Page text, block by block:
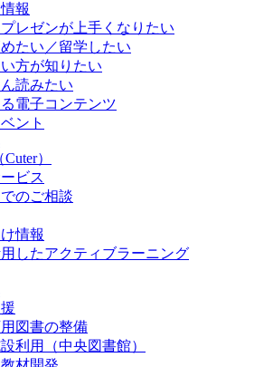
報
レゼンが上手くなりたい
たい／留学したい
方が知りたい
読みたい
電子コンテンツ
ント
）
ビス
のご相談
情報
したアクティブラーニング
図書の整備
利用（中央図書館）